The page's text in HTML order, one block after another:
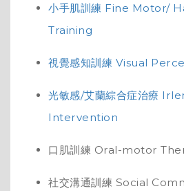
小手肌訓練 Fine Motor/
Training
視覺感知訓練 Visual
光敏感/艾蘭綜合症治療
Intervention
口肌訓練 Oral-motor
社交溝通訓練 Social